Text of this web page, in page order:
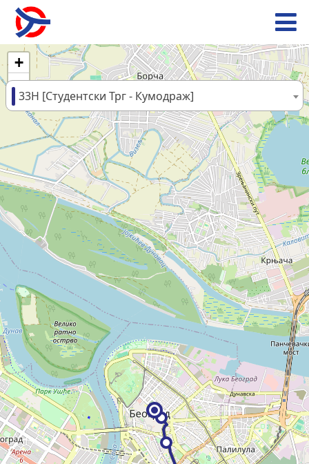
+
−
33Н [Студентски Трг - Кумодраж]